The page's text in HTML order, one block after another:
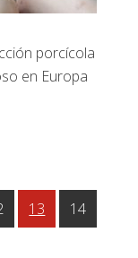
porcícola
en Europa
Página
13 Página
14